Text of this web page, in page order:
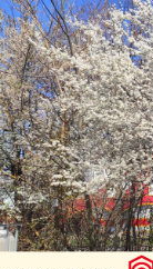
Zum
Haupt-
Inhalt
springen